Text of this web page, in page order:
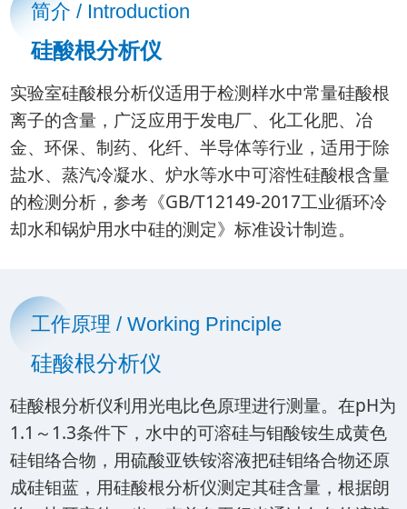
简介 / Introduction
硅酸根分析仪
实验室硅酸根分析仪适用于检测样水中常量硅酸根
离子的含量，广泛应用于发电厂、化工化肥、冶
金、环保、制药、化纤、半导体等行业，适用于除
盐水、蒸汽冷凝水、炉水等水中可溶性硅酸根含量
的检测分析，参考《GB/T12149-2017工业循环冷
却水和锅炉用水中硅的测定》标准设计制造。
工作原理 / Working Principle
硅酸根分析仪
硅酸根分析仪利用光电比色原理进行测量。在pH为
1.1～1.3条件下，水中的可溶硅与钼酸铵生成黄色
硅钼络合物，用硫酸亚铁铵溶液把硅钼络合物还原
成硅钼蓝，用硅酸根分析仪测定其硅含量，根据朗